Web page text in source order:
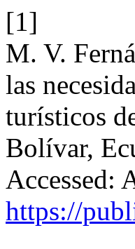
[1]
M. V.
las
turísticos
Bolívar,
Accessed:
https://